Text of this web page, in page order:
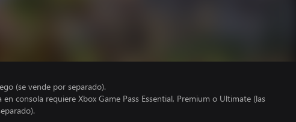
(se vende por separado).
consola requiere Xbox Game Pass Essential, Premium o Ultimate (las